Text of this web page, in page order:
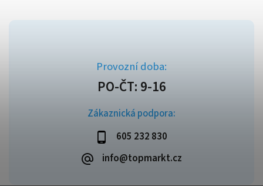
Zákaznická podpora:
605 232 830
info@topmarkt.cz